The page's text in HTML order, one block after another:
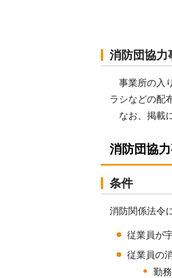
消防団協力
事業所の入
ラシなどの配
なお、掲載
消防団協
条件
消防関係法令
従業員が
従業員の
勤